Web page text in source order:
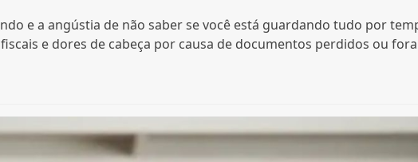
e a angústia de não saber se você está guardando tudo por
e dores de cabeça por causa de documentos perdidos ou fora